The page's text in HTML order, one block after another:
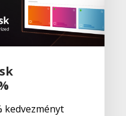
kedvezményt